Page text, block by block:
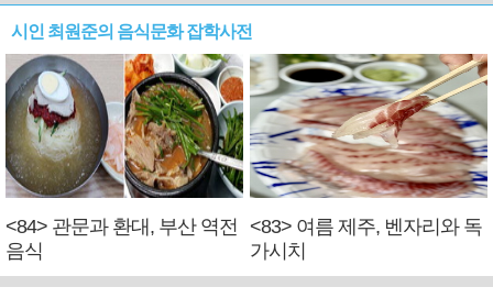
시인 최원준의 음식문화 잡학사전
<84> 관문과 환대, 부산 역전
음식
<83> 여름 제주, 벤자리와 독
가시치